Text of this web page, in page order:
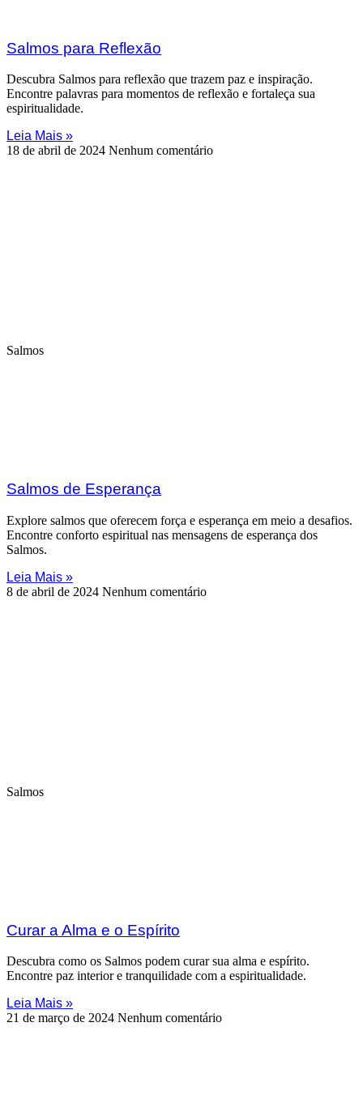
Salmos para Reflexão
Descubra Salmos para reflexão que trazem paz e inspiração.
Encontre palavras para momentos de reflexão e fortaleça sua
espiritualidade.
Leia Mais »
18 de abril de 2024 Nenhum comentário
Salmos
Salmos de Esperança
Explore salmos que oferecem força e esperança em meio a desafios.
Encontre conforto espiritual nas mensagens de esperança dos
Salmos.
Leia Mais »
8 de abril de 2024 Nenhum comentário
Salmos
Curar a Alma e o Espírito
Descubra como os Salmos podem curar sua alma e espírito.
Encontre paz interior e tranquilidade com a espiritualidade.
Leia Mais »
21 de março de 2024 Nenhum comentário